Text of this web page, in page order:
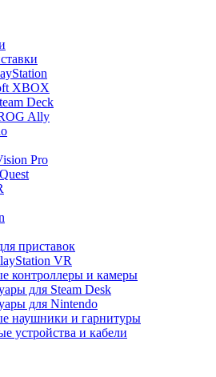
XBOX
Deck
Ally
Pro
приставок
VR
контроллеры и камеры
для Steam Desk
для Nintendo
наушники и гарнитуры
устройства и кабели